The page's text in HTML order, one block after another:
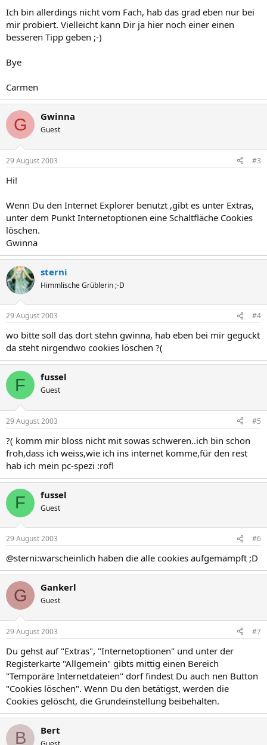
Ich bin allerdings nicht vom Fach, hab das grad eben nur bei
mir probiert. Vielleicht kann Dir ja hier noch einer einen
besseren Tipp geben ;-)
Bye
Carmen
G Gwinna
Guest
29 August 2003 #3
Hi!
Wenn Du den Internet Explorer benutzt ,gibt es unter Extras,
unter dem Punkt Internetoptionen eine Schaltfläche Cookies
löschen.
Gwinna
sterni
Himmlische Grüblerin ;-D
29 August 2003 #4
wo bitte soll das dort stehn gwinna, hab eben bei mir geguckt
da steht nirgendwo cookies löschen ?(
F fussel
Guest
29 August 2003 #5
?( komm mir bloss nicht mit sowas schweren..ich bin schon
froh,dass ich weiss,wie ich ins internet komme,für den rest
hab ich mein pc-spezi :rofl
F fussel
Guest
29 August 2003 #6
@sterni:warscheinlich haben die alle cookies aufgemampft ;D
G Gankerl
Guest
29 August 2003 #7
Du gehst auf "Extras", "Internetoptionen" und unter der
Registerkarte "Allgemein" gibts mittig einen Bereich
"Temporäre Internetdateien" dorf findest Du auch nen Button
"Cookies löschen". Wenn Du den betätigst, werden die
Cookies gelöscht, die Grundeinstellung beibehalten.
B Bert